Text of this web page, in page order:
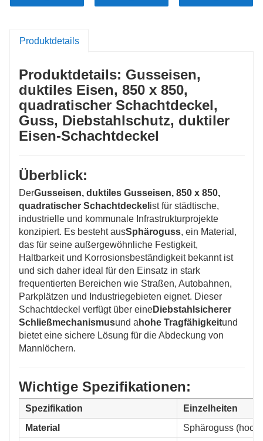
anhaltende Leistung.
Nässe, verringert.
verschiedenen Größen und Designs für spezifische
Anforderungen, hergestellt aus recycelbaren
Materialien für Nachhaltigkeit.
Produktdetails
Produktdetails: Gusseisen,
duktiles Eisen, 850 x 850,
quadratischer Schachtdeckel,
Guss, Diebstahlschutz, duktiler
Eisen-Schachtdeckel
Überblick:
DerGusseisen, duktiles Gusseisen, 850 x 850,
quadratischer Schachtdeckel ist für städtische,
industrielle und kommunale Infrastrukturprojekte
konzipiert. Es besteht ausSphäroguss, ein Material,
das für seine außergewöhnliche Festigkeit,
Haltbarkeit und Korrosionsbeständigkeit bekannt ist
und sich daher ideal für den Einsatz in stark
frequentierten Bereichen wie Straßen, Autobahnen,
Parkplätzen und Industriegebieten eignet. Dieser
Schachtdeckel verfügt über eineDiebstahlsicherer
Schließmechanismusund a hohe Tragfähigkeitund
bietet eine sichere Lösung für die Abdeckung von
Mannlöchern.
Wichtige Spezifikationen:
Spezifikation
Einzelheiten
Material
Sphäroguss